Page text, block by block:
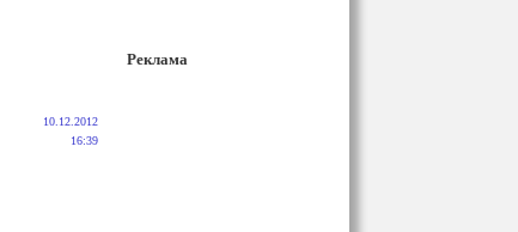
10.12.2012
16:39
Реклама